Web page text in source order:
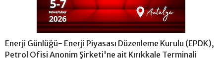
Enerji Günlüğü- Enerji Piyasası Düzenleme Kurulu (EPDK),
Petrol Ofisi Anonim Şirketi'ne ait Kırıkkale Terminali